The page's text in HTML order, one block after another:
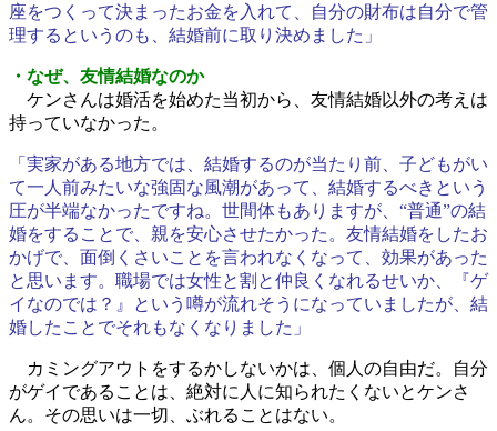
座をつくって決まったお金を入れて、自分の財布は自分で管
理するというのも、結婚前に取り決めました」
・なぜ、友情結婚なのか
ケンさんは婚活を始めた当初から、友情結婚以外の考えは
持っていなかった。
「実家がある地方では、結婚するのが当たり前、子どもがい
て一人前みたいな強固な風潮があって、結婚するべきという
圧が半端なかったですね。世間体もありますが、“普通”の結
婚をすることで、親を安心させたかった。友情結婚をしたお
かげで、面倒くさいことを言われなくなって、効果があった
と思います。職場では女性と割と仲良くなれるせいか、『ゲ
イなのでは？』という噂が流れそうになっていましたが、結
婚したことでそれもなくなりました」
カミングアウトをするかしないかは、個人の自由だ。自分
がゲイであることは、絶対に人に知られたくないとケンさ
ん。その思いは一切、ぶれることはない。